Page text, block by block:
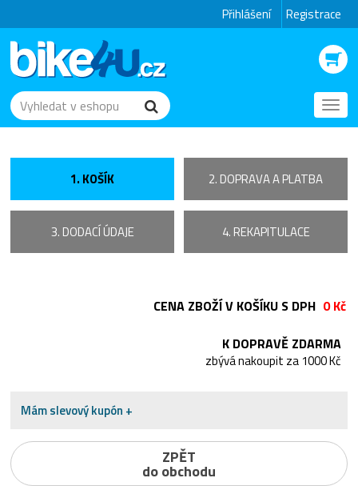
Přihlášení Registrace
1. KOŠÍK 2. DOPRAVA A PLATBA
3. DODACÍ ÚDAJE 4. REKAPITULACE
K DOPRAVĚ ZDARMA
zbývá nakoupit za 1000 Kč
CENA ZBOŽÍ V KOŠÍKU S DPH 0 Kč
Mám slevový kupón +
ZPĚT
do obchodu